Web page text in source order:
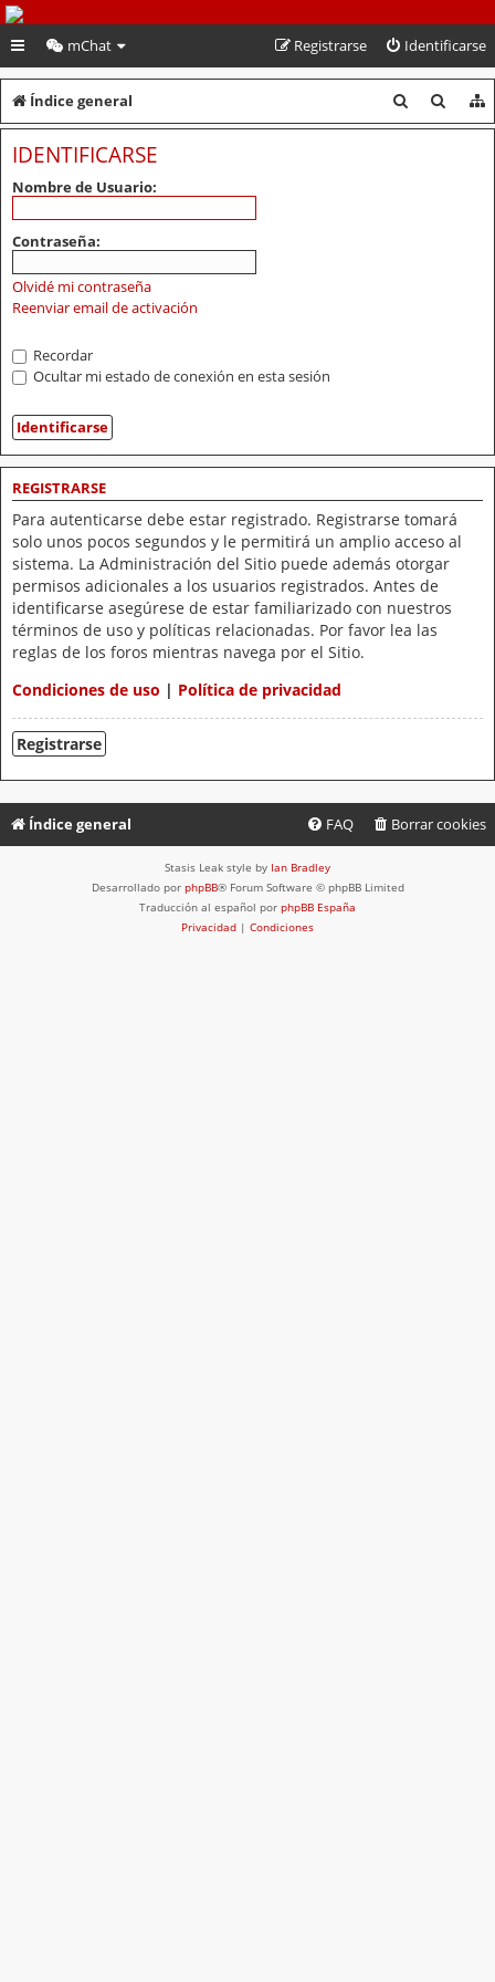
PeruVoley.com
mChat Identificarse
Registrarse
Índice general
u
u
IDENTIFICARSE
Nombre de Usuario:
Contraseña:
Olvidé mi contraseña
Reenviar email de activación
Recordar
Ocultar mi estado de conexión en esta sesión
REGISTRARSE
Para autenticarse debe estar registrado. Registrarse tomará
solo unos pocos segundos y le permitirá un amplio acceso al
sistema. La Administración del Sitio puede además otorgar
permisos adicionales a los usuarios registrados. Antes de
identificarse asegúrese de estar familiarizado con nuestros
términos de uso y políticas relacionadas. Por favor lea las
reglas de los foros mientras navega por el Sitio.
Condiciones de uso | Política de privacidad
Registrarse
Índice general Borrar cookies
FAQ
Stasis Leak style by Ian Bradley
Desarrollado por phpBB® Forum Software © phpBB Limited
Traducción al español por phpBB España
Privacidad | Condiciones